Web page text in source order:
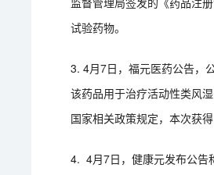
试验药物。
3. 4月7日，福元医药公告，
该药品用于治疗活动性类风
国家相关政策规定，本次获
4. 4月7日，健康元发布公告